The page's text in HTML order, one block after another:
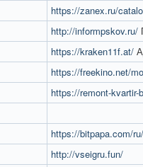
https://zanex.ru/
http://informpskov.ru/
https://kraken11f.at/
https://freekino.net/
https://remont-kvartir-
https://bitpapa.com/
http://vseigru.fun/